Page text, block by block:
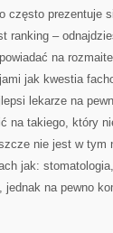
często prezentuje
ranking –
na
jak kwestia
lekarze na
na takiego, który
nie jest w tym
jak:
na pewno